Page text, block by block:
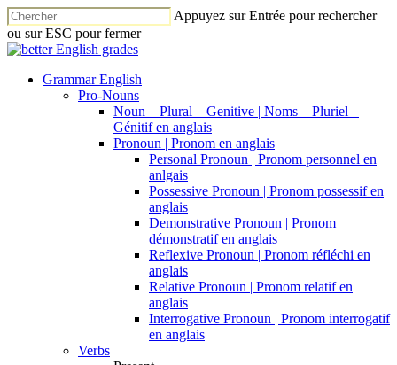
Appuyez sur Entrée pour rechercher
ou sur ESC pour fermer
Grammar English
Pro-Nouns
Noun – Plural – Genitive | Noms – Pluriel –
Génitif en anglais
Pronoun | Pronom en anglais
Personal Pronoun | Pronom personnel en
anlgais
Possessive Pronoun | Pronom possessif en
anglais
Demonstrative Pronoun | Pronom
démonstratif en anglais
Reflexive Pronoun | Pronom réfléchi en
anglais
Relative Pronoun | Pronom relatif en
anglais
Interrogative Pronoun | Pronom interrogatif
en anglais
Verbs